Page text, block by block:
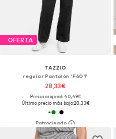
OFERTA
TAZZIO
regular Pantalón 'F601'
28,33€
Precio original: 40,49€
Último precio más bajo:28,33€